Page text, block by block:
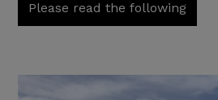
Please read the following